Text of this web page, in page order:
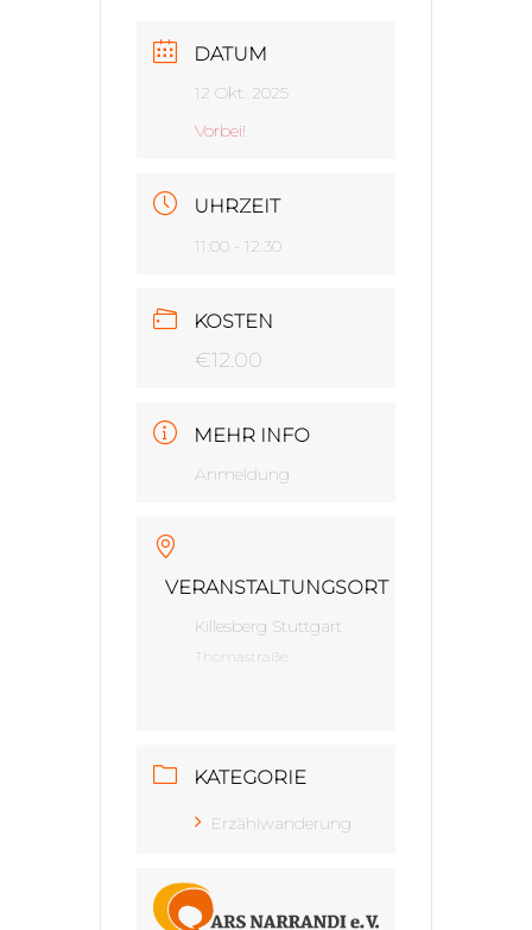
DATUM
12 Okt. 2025
Vorbei!
UHRZEIT
11:00 - 12:30
KOSTEN
€12.00
MEHR INFO
Anmeldung
VERANSTALTUNGSORT
Killesberg Stuttgart
Thomastraße
KATEGORIE
Erzählwanderung